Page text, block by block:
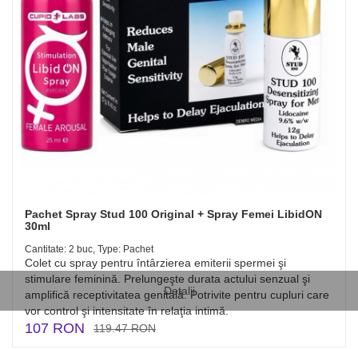
Detalii
Pachet Spray Stud 100 Original + Spray Femei LibidON
30ml
Cantitate: 2 buc, Type: Pachet
Colet cu spray pentru întârzierea emiterii spermei şi
stimulare feminină. Prelungeşte durata actului senzual şi
amplifică receptivitatea genitală. Potrivite pentru cupluri care
vor control şi intensitate în relaţia intimă.
107 RON 119.47 RON